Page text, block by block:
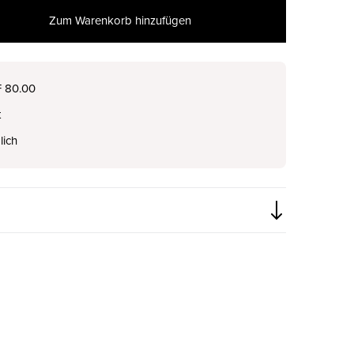
Zum Warenkorb hinzufügen
80.00